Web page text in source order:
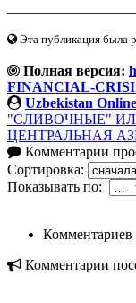
Эта публикация была
Полная версия:
FINANCIAL-
Uzbekistan Online
"СЛИВОЧНЫЕ"
ЦЕНТРАЛЬНАЯ
Комментарии
Сортировка:
Показывать по:
Комментариев
Комментарии